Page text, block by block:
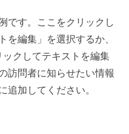
です。ここをクリックし
を編集」を選択するか、
ックしてテキストを編集
訪問者に知らせたい情報
追加してください。